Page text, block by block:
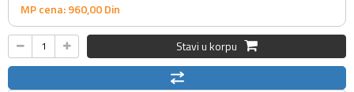
MP cena: 960,00Din
Stavi u korpu